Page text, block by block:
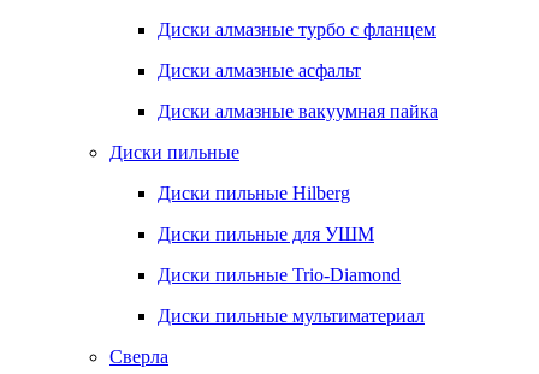
Диски алмазные турбо с фланцем
Диски алмазные асфальт
Диски алмазные вакуумная пайка
Диски пильные
Диски пильные Hilberg
Диски пильные для УШМ
Диски пильные Trio-Diamond
Диски пильные мультиматериал
Сверла